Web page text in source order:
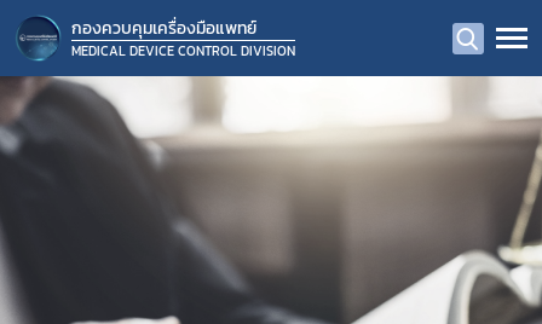
กองควบคุมเครื่องมือแพทย์
MEDICAL DEVICE CONTROL DIVISION